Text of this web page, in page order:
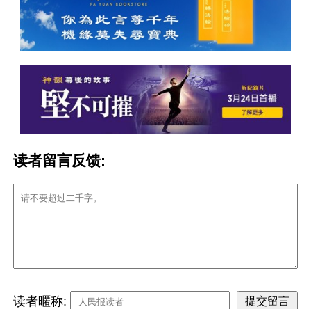
读者留言反馈:
读者暱称: